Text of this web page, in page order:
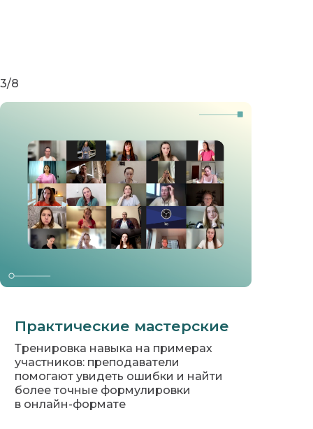
Практические мастерские
Тренировка навыка на примерах
участников: преподаватели
помогают увидеть ошибки и найти
более точные формулировки
в онлайн-формате
3/8